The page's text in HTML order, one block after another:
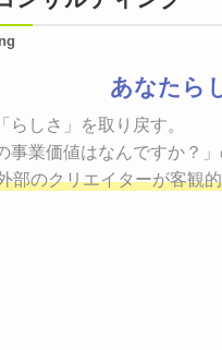
適切な方法を企画しご提
態をつくるために、適
での一連のプロセスを考
あなたら
らしさ」を取り戻す。
事業価値はなんですか？
部のクリエイターが客観